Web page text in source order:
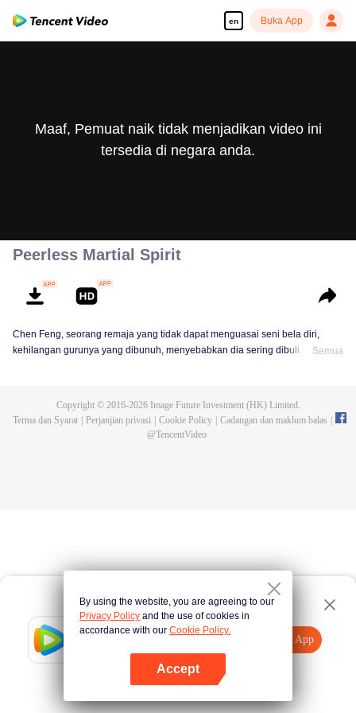
en Buka App
Tencent Video
Buka App
Ketik di sini cuba semula
Maaf, Pemuat naik tidak menjadikan video ini
tersedia di negara anda.
Peerless Martial Spirit
Chen Feng, seorang remaja yang tidak dapat menguasai seni bela diri,
kehilangan gurunya yang dibunuh, menyebabkan dia sering dibuli. Selama
Semua
Copyright © 2016-2026Image Future Investment (HK) Limited.
Terma dan Syarat
Perjanjian privasi Cookie Policy Cadangan dan maklum balas
@TencentVideo
By using the website, you are agreeing to our
Privacy Policy and the use of cookies in
accordance with our Cookie Policy.
Accept